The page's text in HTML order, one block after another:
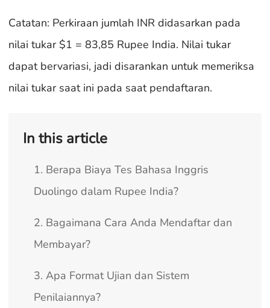
Catatan: Perkiraan jumlah INR didasarkan pada
nilai tukar $1 = 83,85 Rupee India. Nilai tukar
dapat bervariasi, jadi disarankan untuk memeriksa
nilai tukar saat ini pada saat pendaftaran.
In this article
1. Berapa Biaya Tes Bahasa Inggris
Duolingo dalam Rupee India?
2. Bagaimana Cara Anda Mendaftar dan
Membayar?
3. Apa Format Ujian dan Sistem
Penilaiannya?